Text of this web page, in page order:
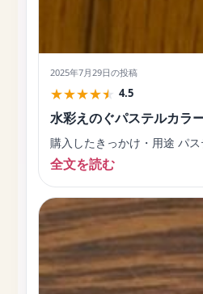
2025年7月29日の投稿
★★★★★ 4.5
水彩えのぐパステルカラ
購入したきっかけ・用途 パ
全文を読む